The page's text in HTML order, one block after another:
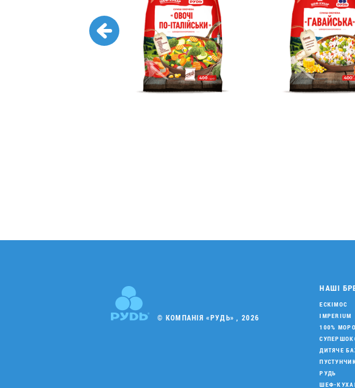
© КОМПАНІЯ «РУДЬ» , 2026
НАШІ
ЕСКІМОС
IMPERIUM
100%
ДИТЯЧЕ
РУДЬ
ШЕФ-